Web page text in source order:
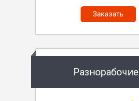
Заказать
Разнорабочие